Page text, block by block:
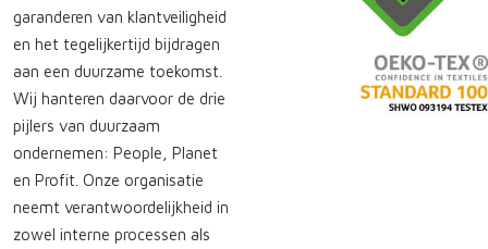
garanderen van klantveiligheid
en het tegelijkertijd bijdragen
aan een duurzame toekomst.
Wij hanteren daarvoor de drie
pijlers van duurzaam
ondernemen: People, Planet
en Profit. Onze organisatie
neemt verantwoordelijkheid in
zowel interne processen als